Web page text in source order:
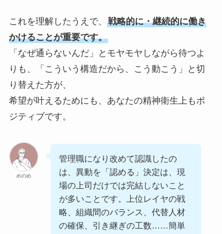
これを理解したうえで、 戦略的に・継続的に働き
かけることが重要です。
「なぜ通らないんだ」とモヤモヤしながら待つよ
りも、「こういう構造だから、こう動こう」と切
り替えた方が、
希望が叶えるためにも、あなたの精神衛生上もポ
ジティブです。
めのめ
管理職になり改めて認識したの
は、異動を「認める」決定は、現
場の上司だけでは完結しないこと
が多いことです。上位レイヤの戦
略、組織間のバランス、代替人材
の確保、引き継ぎの工数……簡単